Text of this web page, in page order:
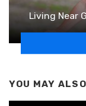
Living Near
YOU MAY